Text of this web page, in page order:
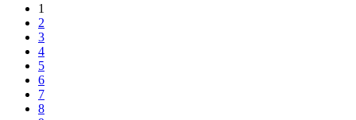
1
2
3
4
5
6
7
8